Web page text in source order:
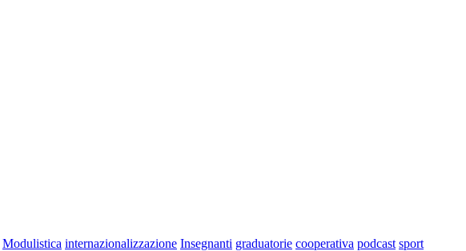
Modulistica internazionalizzazione Insegnanti graduatorie cooperativa podcast sport